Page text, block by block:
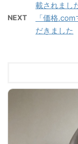
載されまし
NEXT
「価格
だきました